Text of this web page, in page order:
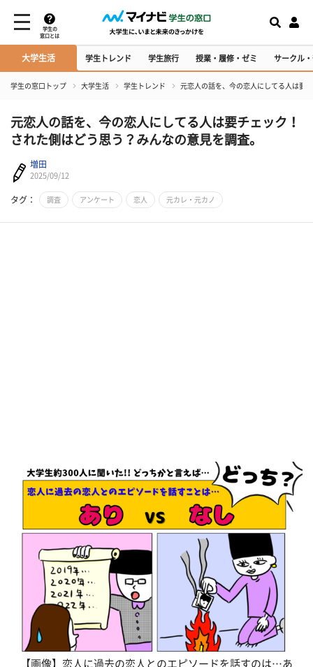
学生の
窓口とは
大学生活 学生トレンド 学生旅行 授業・履修・ゼミ サークル
学生の窓口トップ 大学生活 学生トレンド 元恋人の話を、今の恋人にしてる人は要
元恋人の話を、今の恋人にしてる人は要チェック！
された側はどう思う？みんなの意見を調査。
増田
2025/09/12
タグ： 調査 アンケート 恋人 元カレ・元カノ
【画像】恋人に過去の恋人とのエピソードを話すのは…あ